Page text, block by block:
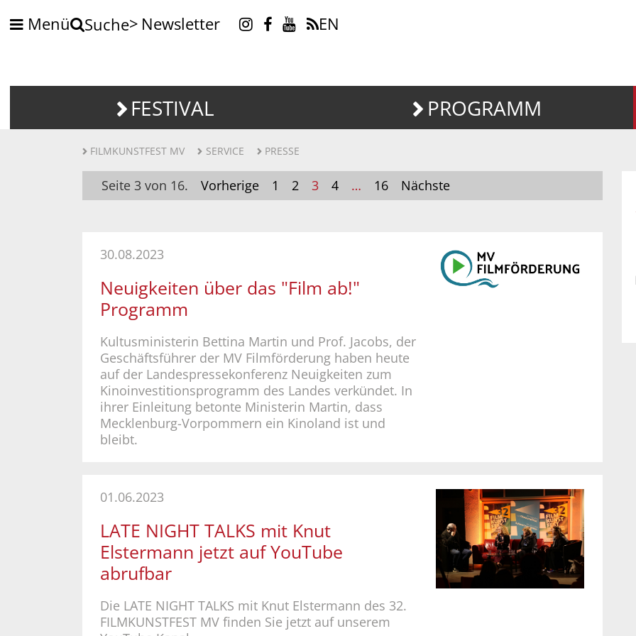
Menü Suche Newsletter EN
FESTIVAL PROGRAMM
FILMKUNSTFEST MV SERVICE PRESSE
Seite 3 von 16. Vorherige 1 2 3 4 … 16 Nächste
30.08.2023
Neuigkeiten über das "Film ab!"
Programm
Kultusministerin Bettina Martin und Prof. Jacobs, der
Geschäftsführer der MV Filmförderung haben heute
auf der Landespressekonferenz Neuigkeiten zum
Kinoinvestitionsprogramm des Landes verkündet. In
ihrer Einleitung betonte Ministerin Martin, dass
Mecklenburg-Vorpommern ein Kinoland ist und
bleibt.
01.06.2023
LATE NIGHT TALKS mit Knut
Elstermann jetzt auf YouTube
abrufbar
Die LATE NIGHT TALKS mit Knut Elstermann des 32.
FILMKUNSTFEST MV finden Sie jetzt auf unserem